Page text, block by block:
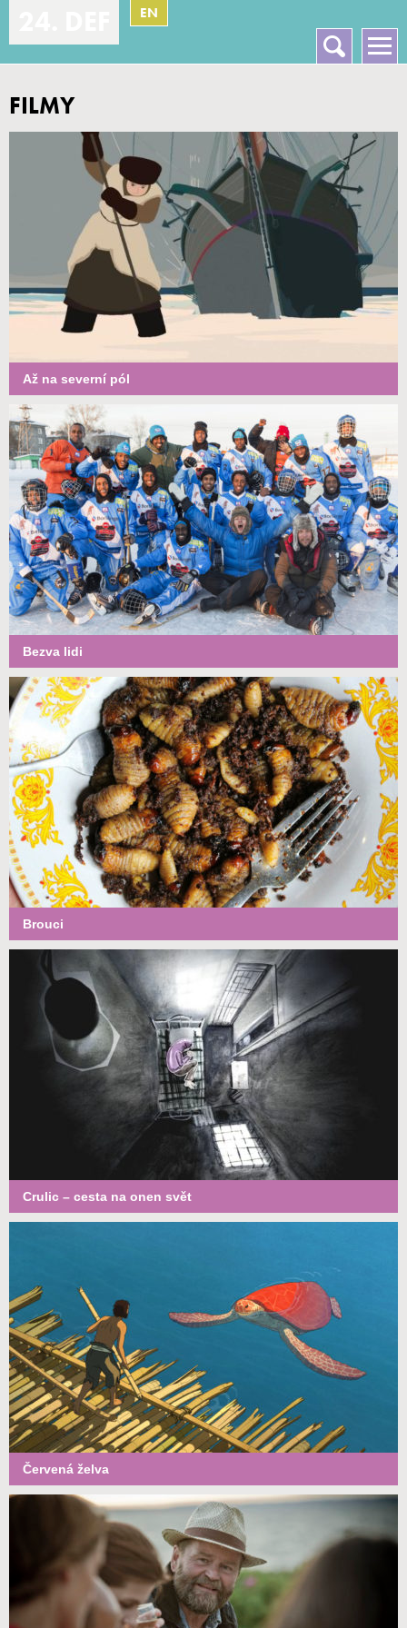
EN
Hlavní menu
Vyhledávání
FILMY
Až na severní pól
Bezva lidi
Brouci
Crulic – cesta na onen svět
Červená želva